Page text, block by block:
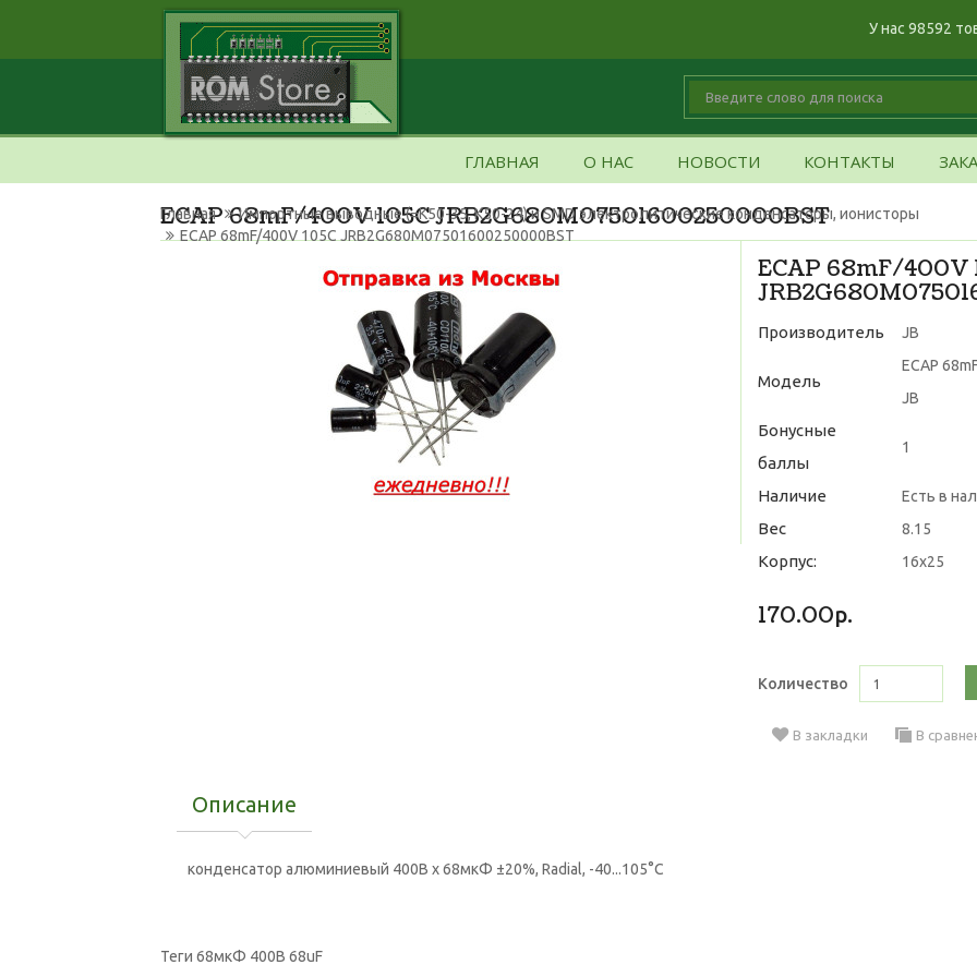
У нас 98592
ГЛАВНАЯ О НАС НОВОСТИ КОНТАКТЫ
ECAP 68mF/400V 105C JRB2G680M07501600250000BST
Главная
Импортные выводные (=К50-35, К50-24) и SMD электролитические конденсаторы, ионисторы
ECAP 68mF/400V 105C JRB2G680M07501600250000BST
ECAP 68mF/400V
Производитель JB
Модель
ECAP
JB
Бонусные
баллы
1
Наличие Есть в
Вес 8.15
Корпус: 16х25
170.00р.
Количество
В закладки В
Описание
конденсатор алюминиевый 400В x 68мкФ ±20%, Radial, -40...105°C
Теги 68мкФ 400В 68uF